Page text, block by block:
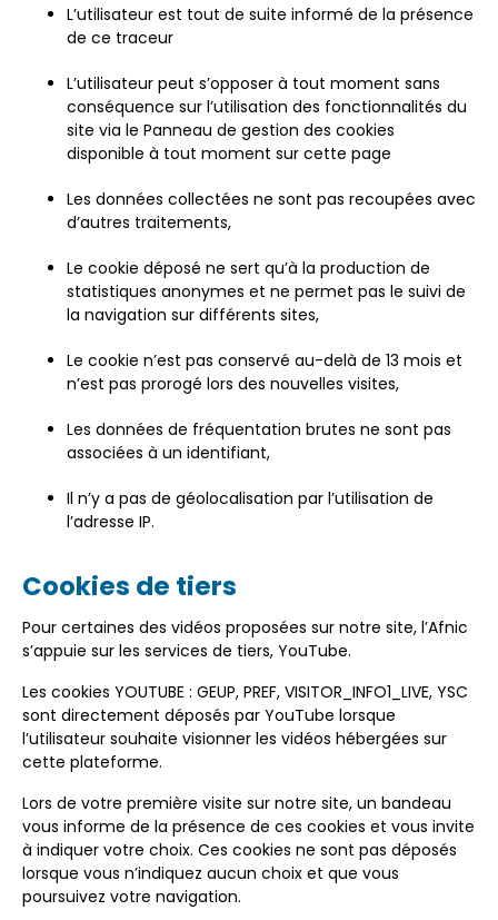
L’utilisateur est tout de suite informé de la présence
de ce traceur
L’utilisateur peut s’opposer à tout moment sans
conséquence sur l’utilisation des fonctionnalités du
site via le Panneau de gestion des cookies
disponible à tout moment sur cette page
Les données collectées ne sont pas recoupées avec
d’autres traitements,
Le cookie déposé ne sert qu’à la production de
statistiques anonymes et ne permet pas le suivi de
la navigation sur différents sites,
Le cookie n’est pas conservé au-delà de 13 mois et
n’est pas prorogé lors des nouvelles visites,
Les données de fréquentation brutes ne sont pas
associées à un identifiant,
Il n’y a pas de géolocalisation par l’utilisation de
l’adresse IP.
Cookies de tiers
Pour certaines des vidéos proposées sur notre site, l’Afnic
s’appuie sur les services de tiers, YouTube.
Les cookies YOUTUBE : GEUP, PREF, VISITOR_INFO1_LIVE, YSC
sont directement déposés par YouTube lorsque
l’utilisateur souhaite visionner les vidéos hébergées sur
cette plateforme.
Lors de votre première visite sur notre site, un bandeau
vous informe de la présence de ces cookies et vous invite
à indiquer votre choix. Ces cookies ne sont pas déposés
lorsque vous n’indiquez aucun choix et que vous
poursuivez votre navigation.